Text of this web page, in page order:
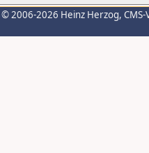
© 2006-2026 Heinz Herzog,